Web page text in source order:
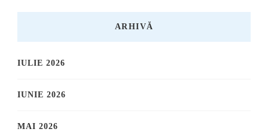
ARHIVĂ
IULIE 2026
IUNIE 2026
MAI 2026